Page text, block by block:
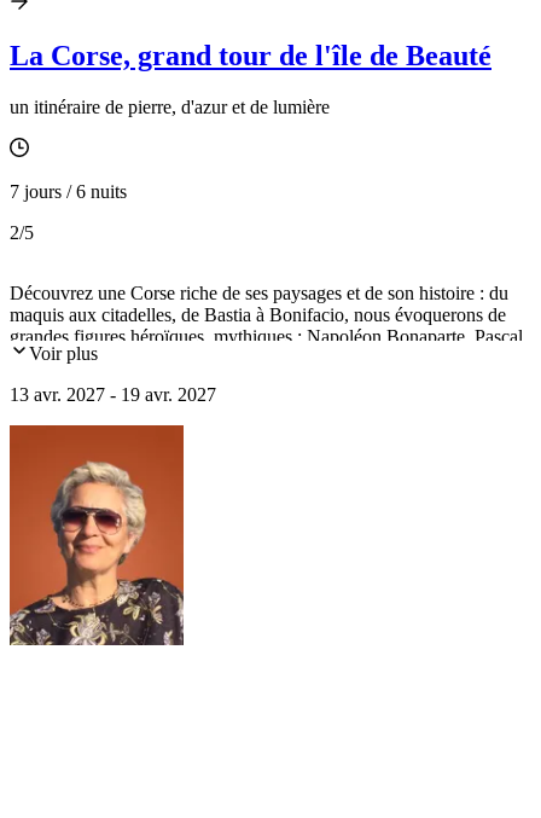
La Corse, grand tour de l'île de Beauté
un itinéraire de pierre, d'azur et de lumière
7 jours / 6 nuits
2/5
Découvrez une Corse riche de ses paysages et de son histoire : du
maquis aux citadelles, de Bastia à Bonifacio, nous évoquerons de
grandes figures héroïques, mythiques : Napoléon Bonaparte, Pascal
Paoli, Ugo Colonna, sainte Lucie... A travers des horizons
parois granitiques désolées alternent avec un maquis impénétrable :
autant de paysages "carte postale" qui forgèrent une âme, une
Voir plus
13 avr. 2027 - 19 avr. 2027